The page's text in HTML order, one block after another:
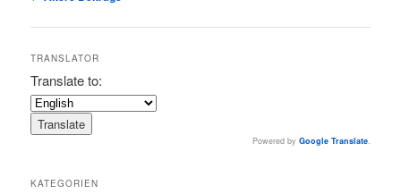
TRANSLATOR
Translate to:
Powered by Google Translate.
KATEGORIEN